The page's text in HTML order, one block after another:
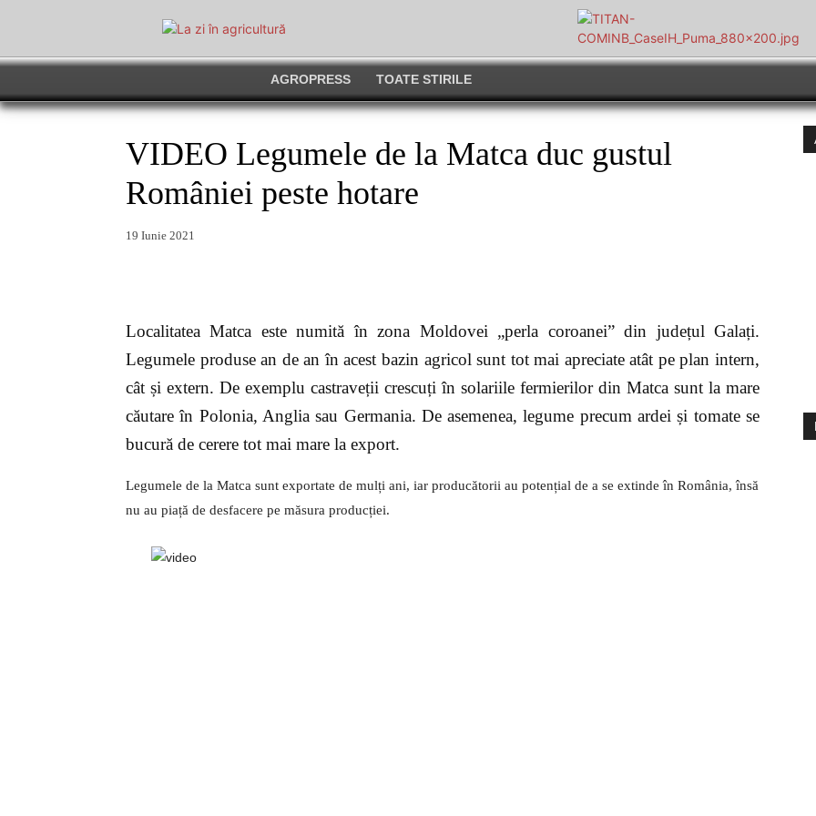
AGROPRESS TOATE STIRILE
VIDEO Legumele de la Matca duc gustul
României peste hotare
19 Iunie 2021
Localitatea Matca este numită în zona Moldovei „perla coroanei” din județul Galați.
Legumele produse an de an în acest bazin agricol sunt tot mai apreciate atât pe plan intern,
cât și extern. De exemplu castraveții crescuți în solariile fermierilor din Matca sunt la mare
căutare în Polonia, Anglia sau Germania. De asemenea, legume precum ardei și tomate se
bucură de cerere tot mai mare la export.
Legumele de la Matca sunt exportate de mulți ani, iar producătorii au potențial de a se extinde în România, însă
nu au piață de desfacere pe măsura producției.